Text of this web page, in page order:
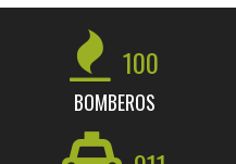
100
BOMBEROS